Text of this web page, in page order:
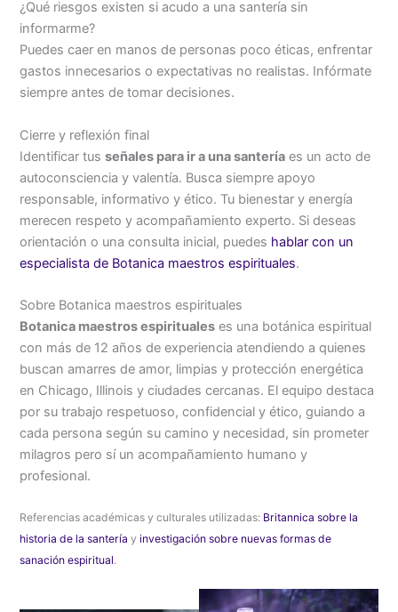
¿Qué riesgos existen si acudo a una santería sin
informarme?
Puedes caer en manos de personas poco éticas, enfrentar
gastos innecesarios o expectativas no realistas. Infórmate
siempre antes de tomar decisiones.
Cierre y reflexión final
Identificar tusseñales para ir a una santería es un acto de
autoconsciencia y valentía. Busca siempre apoyo
responsable, informativo y ético. Tu bienestar y energía
merecen respeto y acompañamiento experto. Si deseas
orientación o una consulta inicial, puedes hablar con un
especialista de Botanica maestros espirituales.
Sobre Botanica maestros espirituales
Botanica maestros espirituales es una botánica espiritual
con más de 12 años de experiencia atendiendo a quienes
buscan amarres de amor, limpias y protección energética
en Chicago, Illinois y ciudades cercanas. El equipo destaca
por su trabajo respetuoso, confidencial y ético, guiando a
cada persona según su camino y necesidad, sin prometer
milagros pero sí un acompañamiento humano y
profesional.
Referencias académicas y culturales utilizadas: Britannica sobre la
historia de la santería yinvestigación sobre nuevas formas de
sanación espiritual.